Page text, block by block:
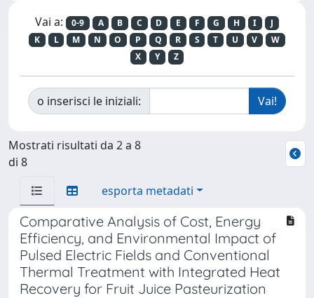
Vai a: 0-9 A B C D E F G H I
J
K
L M N O P Q R S T U V
W
X
Y Z
o inserisci le iniziali:
Mostrati risultati da 2 a 8
di 8
esporta metadati
Comparative Analysis of Cost, Energy
Efficiency, and Environmental Impact of
Pulsed Electric Fields and Conventional
Thermal Treatment with Integrated Heat
Recovery for Fruit Juice Pasteurization